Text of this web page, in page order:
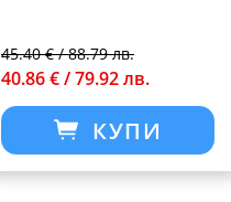
45.40 € / 88.79 лв.
40.86 € / 79.92 лв.
КУПИ